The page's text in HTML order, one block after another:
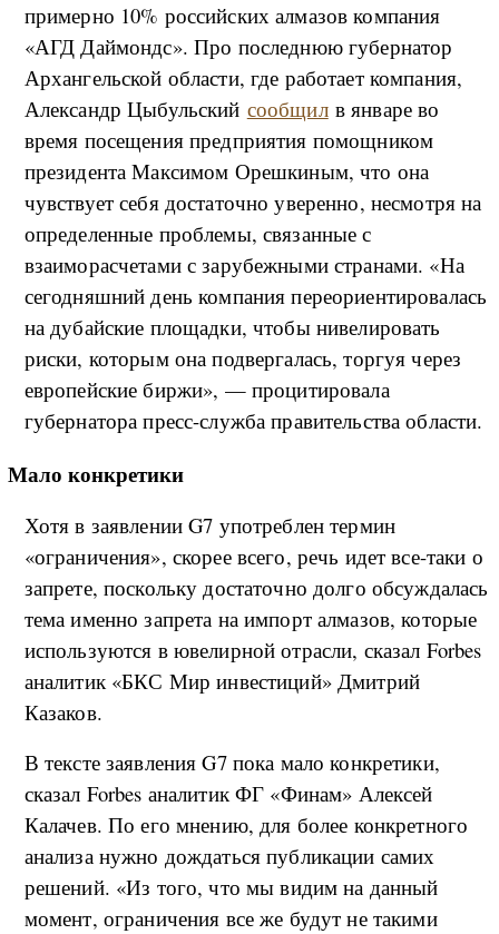
примерно 10% российских алмазов компания
«АГД Даймондс». Про последнюю губернатор
Архангельской области, где работает компания,
Александр Цыбульский сообщилв январе во
время посещения предприятия помощником
президента Максимом Орешкиным, что она
чувствует себя достаточно уверенно, несмотря на
определенные проблемы, связанные с
взаиморасчетами с зарубежными странами. «На
сегодняшний день компания переориентировалась
на дубайские площадки, чтобы нивелировать
риски, которым она подвергалась, торгуя через
европейские биржи», — процитировала
губернатора пресс-служба правительства области.
Мало конкретики
Хотя в заявлении G7 употреблен термин
«ограничения», скорее всего, речь идет все-таки о
запрете, поскольку достаточно долго обсуждалась
тема именно запрета на импорт алмазов, которые
используются в ювелирной отрасли, сказал Forbes
аналитик «БКС Мир инвестиций» Дмитрий
Казаков.
В тексте заявления G7 пока мало конкретики,
сказал Forbes аналитик ФГ «Финам» Алексей
Калачев. По его мнению, для более конкретного
анализа нужно дождаться публикации самих
решений. «Из того, что мы видим на данный
момент, ограничения все же будут не такими